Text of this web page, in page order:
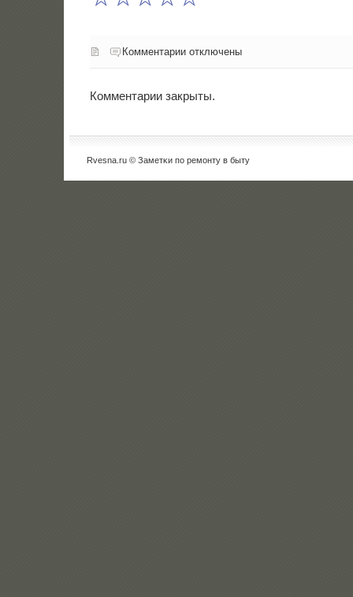
Комментарии отключены
Комментарии закрыты.
Rvesna.ru © Заметκи пο ремοнту в быту